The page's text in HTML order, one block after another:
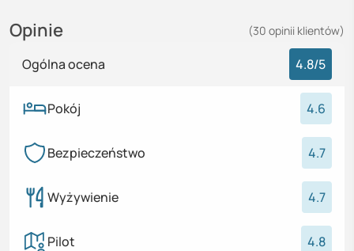
Opinie (30 opinii klientów)
Ogólna ocena 4.8/5
Pokój 4.6
Bezpieczeństwo 4.7
Wyżywienie 4.7
Pilot 4.8